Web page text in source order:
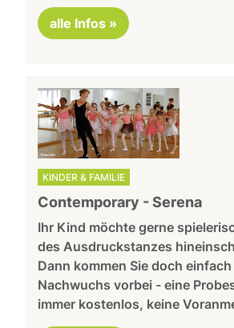
alle Infos »
KINDER & FAMILIE
Contemporary - Serena
Ihr Kind möchte gerne
des Ausdruckstanzes
Dann kommen Sie doch
Nachwuchs vorbei - eine
immer kostenlos, keine